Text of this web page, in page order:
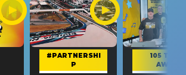
#PARTNERSHI
P
105 TAKE
AWAY